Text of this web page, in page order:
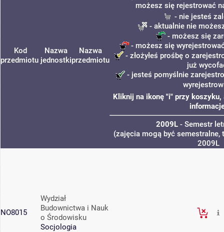
Kod
przedmiotu
Nazwa
jednostki
Nazwa
przedmiotu
możesz się rejestrować
- nie jesteś
- aktualnie nie
- możesz się
- możesz się
- złożyłeś prośbę o
już
- jesteś pomyślnie
Kliknij na ikonę "i" przy
2009L- Semestr
(zajęcia mogą być semestralne,
2009L
NO8015
Wydział
Budownictwa i Nauk
o Środowisku
Socjologia